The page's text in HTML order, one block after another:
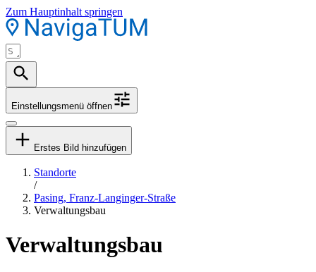
Zum Hauptinhalt springen
Einstellungsmenü öffnen
Erstes Bild hinzufügen
Standorte
/
Pasing, Franz-Langinger-Straße
Verwaltungsbau
Verwaltungsbau